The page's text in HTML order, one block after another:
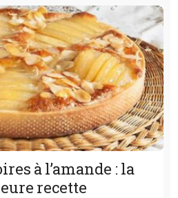
à l’amande : la
recette